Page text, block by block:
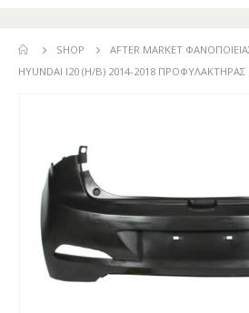
SHOP
AFTER MARKET
HYUNDAI I20 (H/B) 2014-2018 ΠΡΟΦΥΛΑΚΤΗΡΑΣ